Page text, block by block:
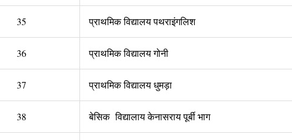
35 प्राथमिक विद्यालय पथराइंगलिश
36 प्राथमिक विद्यालय गोनी
37 प्राथमिक विद्यालय धुमड़ा
38 बेसिक विद्यालाय केनासराय पूर्बी भाग